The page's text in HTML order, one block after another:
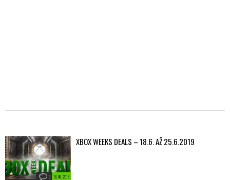
18. 06. 2019
0
XBOX WEEKS DEALS – 18.6. AŽ 25.6.2019